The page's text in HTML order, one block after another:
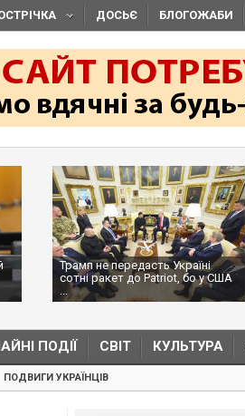
ДОСЬЄ БЛОГОЖАБИ
Трамп не передасть Україні
сотні ракет до Patriot, бо у США
...
ПОДІЇ СВІТ КУЛЬТУРА
ПОДВИГИ УКРАЇНЦІВ